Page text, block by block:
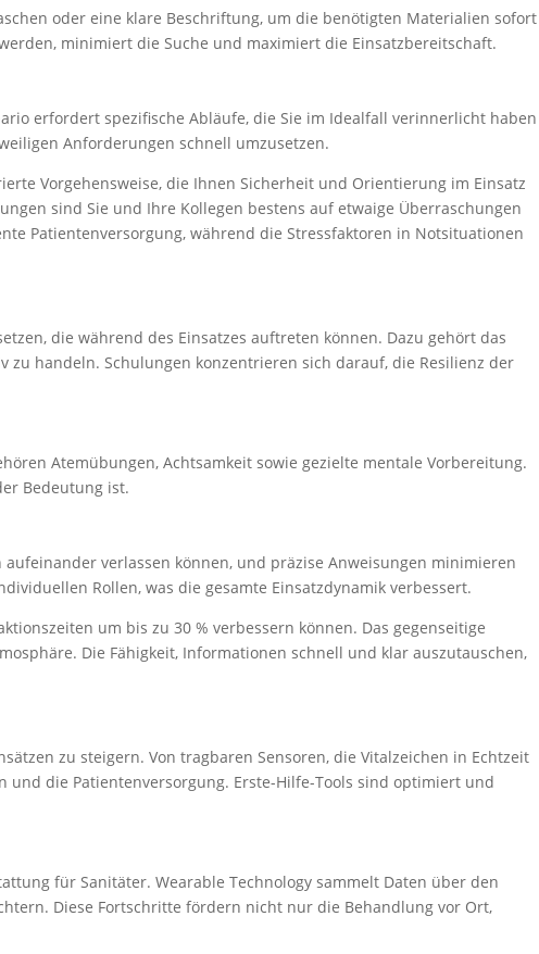
oder eine klare Beschriftung, um die benötigten Materialien sofort
minimiert die Suche und maximiert die Einsatzbereitschaft.
erfordert spezifische Abläufe, die Sie im Idealfall verinnerlicht haben
Anforderungen schnell umzusetzen.
Vorgehensweise, die Ihnen Sicherheit und Orientierung im Einsatz
sind Sie und Ihre Kollegen bestens auf etwaige Überraschungen
Patientenversorgung, während die Stressfaktoren in Notsituationen
die während des Einsatzes auftreten können. Dazu gehört das
handeln. Schulungen konzentrieren sich darauf, die Resilienz der
Atemübungen, Achtsamkeit sowie gezielte mentale Vorbereitung.
Bedeutung ist.
verlassen können, und präzise Anweisungen minimieren
Rollen, was die gesamte Einsatzdynamik verbessert.
um bis zu 30 % verbessern können. Das gegenseitige
Die Fähigkeit, Informationen schnell und klar auszutauschen,
zu steigern. Von tragbaren Sensoren, die Vitalzeichen in Echtzeit
und die Patientenversorgung. Erste-Hilfe-Tools sind optimiert und
für Sanitäter. Wearable Technology sammelt Daten über den
Diese Fortschritte fördern nicht nur die Behandlung vor Ort,